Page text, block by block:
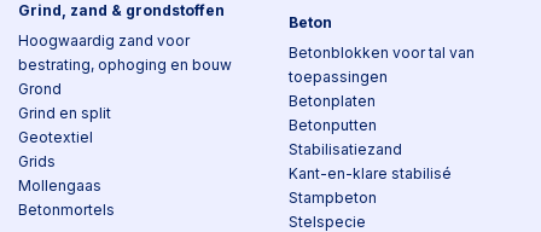
Grind, zand & grondstoffen
Hoogwaardig zand voor
bestrating, ophoging en bouw
Grond
Grind en split
Geotextiel
Grids
Mollengaas
Betonmortels
Beton
Betonblokken voor tal van
toepassingen
Betonplaten
Betonputten
Stabilisatiezand
Kant-en-klare stabilisé
Stampbeton
Stelspecie